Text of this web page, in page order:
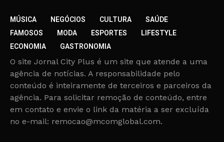
MÚSICA NEGÓCIOS CULTURA
SAÚDE
FAMOSOS
MODA ESPORTES
LIFESTYLE
ECONOMIA
GASTRONOMIA
O site Jornal City Plus é um site que atende a uma
agência de notícias. A responsabilidade pelo
conteúdo é inteiramente de terceiros e parceiros da
agência. Para solicitar remoção de conteúdo, entre
em contato e envie o link da matéria a ser excluída
no e-mail: remocao@mcomglobal.com.